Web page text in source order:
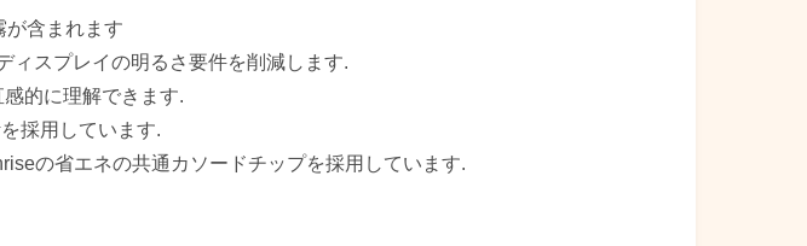
が含まれます
ィスプレイの明るさ要件を削減します.
的に理解できます.
採用しています.
の省エネの共通カソードチップを採用しています.